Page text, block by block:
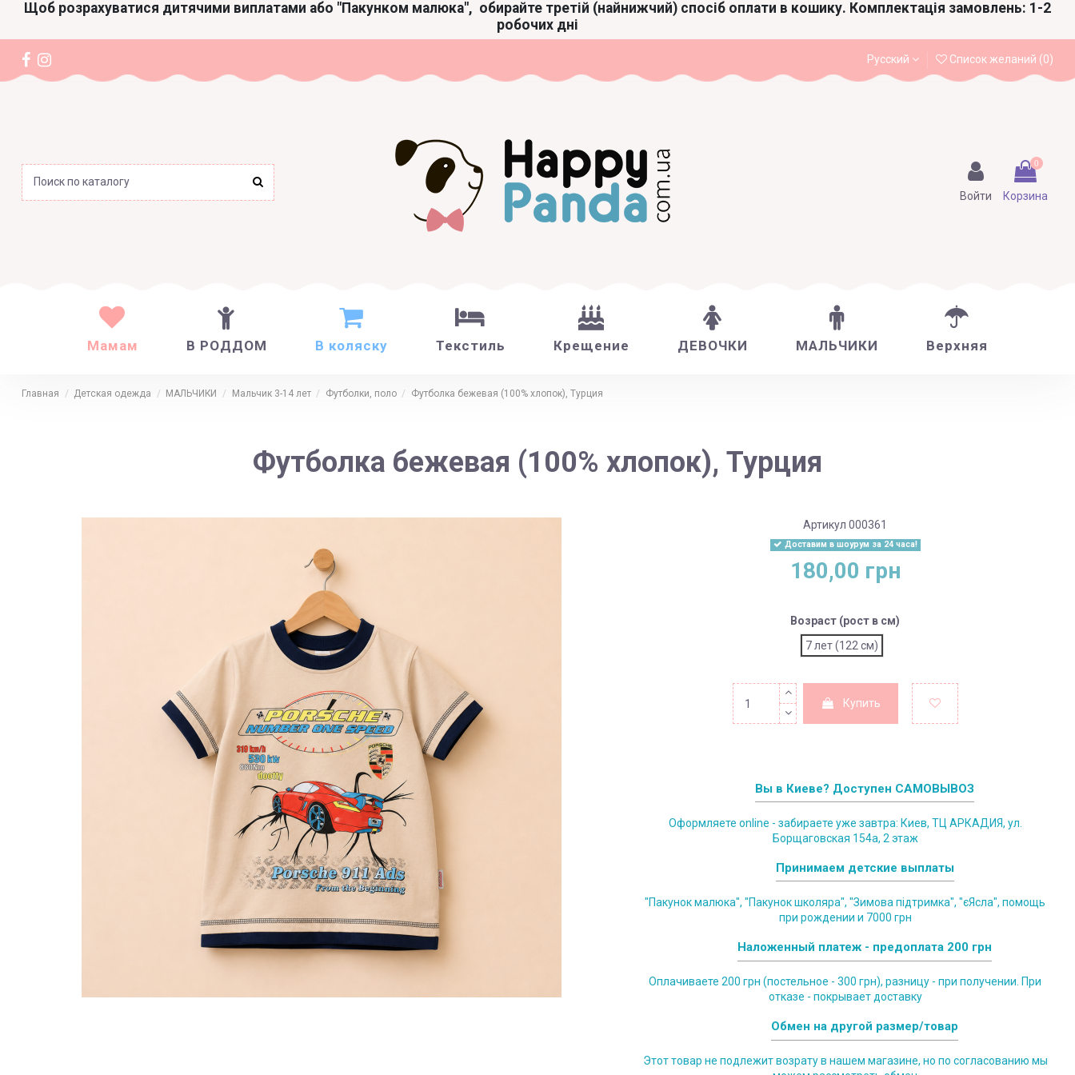
Щоб розрахуватися дитячими виплатами або "Пакунком малюка", обирайте третій (найнижчий) спосіб оплати в кошику. Комплектація замовлень: 1-2
робочих дні
Русский Список желаний (0)
Войти
0
Корзина
Мамам В РОДДОМ В коляску Текстиль Крещение ДЕВОЧКИ МАЛЬЧИКИ Верхняя
Главная Детская одежда МАЛЬЧИКИ Мальчик 3-14 лет Футболки, поло Футболка бежевая (100% хлопок), Турция
Футболка бежевая (100% хлопок), Турция
Артикул 000361
Доставим в шоурум за 24 часа!
180,00 грн
Возраст (рост в см)
7 лет (122 см)
Купить
Вы в Киеве? Доступен САМОВЫВОЗ
Оформляете online - забираете уже завтра: Киев, ТЦ АРКАДИЯ, ул.
Борщаговская 154а, 2 этаж
Принимаем детские выплаты
"Пакунок малюка", "Пакунок школяра", "Зимова підтримка", "єЯсла", помощь
при рождении и 7000 грн
Наложенный платеж - предоплата 200 грн
Оплачиваете 200 грн (постельное - 300 грн), разницу - при получении. При
отказе - покрывает доставку
Обмен на другой размер/товар
Этот товар не подлежит возрату в нашем магазине, но по согласованию мы